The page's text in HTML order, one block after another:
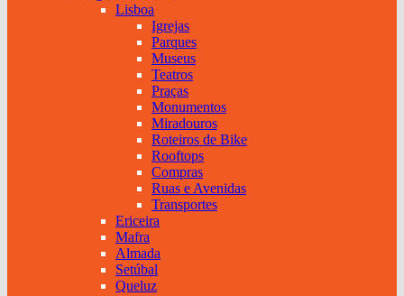
Lisboa
Igrejas
Parques
Museus
Teatros
Praças
Monumentos
Miradouros
Roteiros de Bike
Rooftops
Compras
Ruas e Avenidas
Transportes
Ericeira
Mafra
Almada
Setúbal
Queluz